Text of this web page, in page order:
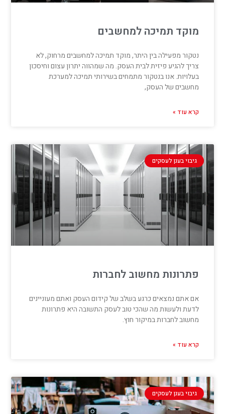
מוקד תמיכה למחשבים
נטקור מפעילה בין היתר, מוקד תמיכה למחשבים מרחוק, לא
צריך להגיע פיזית לבית העסק. מה שמהווה יתרון עצום וחיסכון
בעלויות. אנו בנטקור מתמחים בשירותי תמיכה למערכת
מחשבים של העסק,
קרא עוד »
גיבוי בענן לעסקים
פתרונות מחשוב לחברות
אם אתם נמצאים כרגע בשלב של קידום העסק ואתם מעוניינים
לדעת ולעשות מה שהכי טוב לעסק התשובה היא פתרונות
מחשוב לחברות במיקור חוץ.
קרא עוד »
גיבוי בענן לעסקים